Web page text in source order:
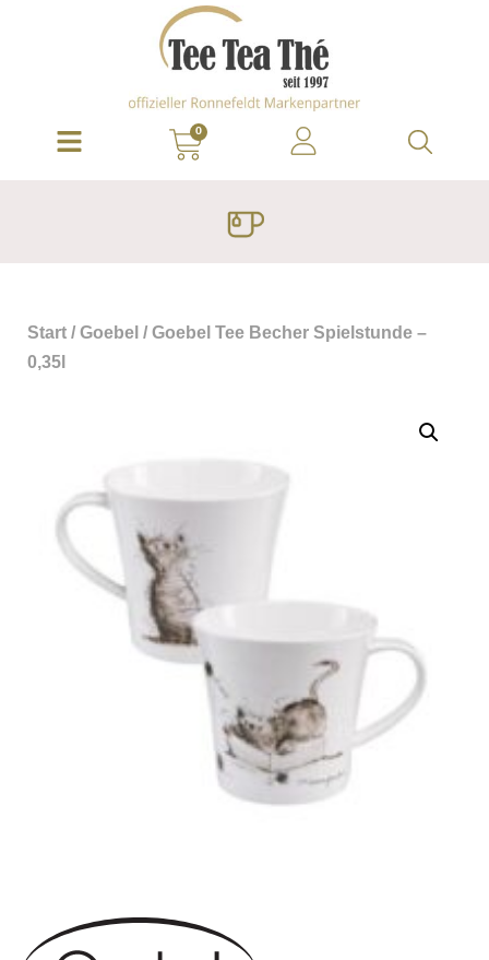
0
Start / Goebel / Goebel Tee Becher Spielstunde –
0,35l